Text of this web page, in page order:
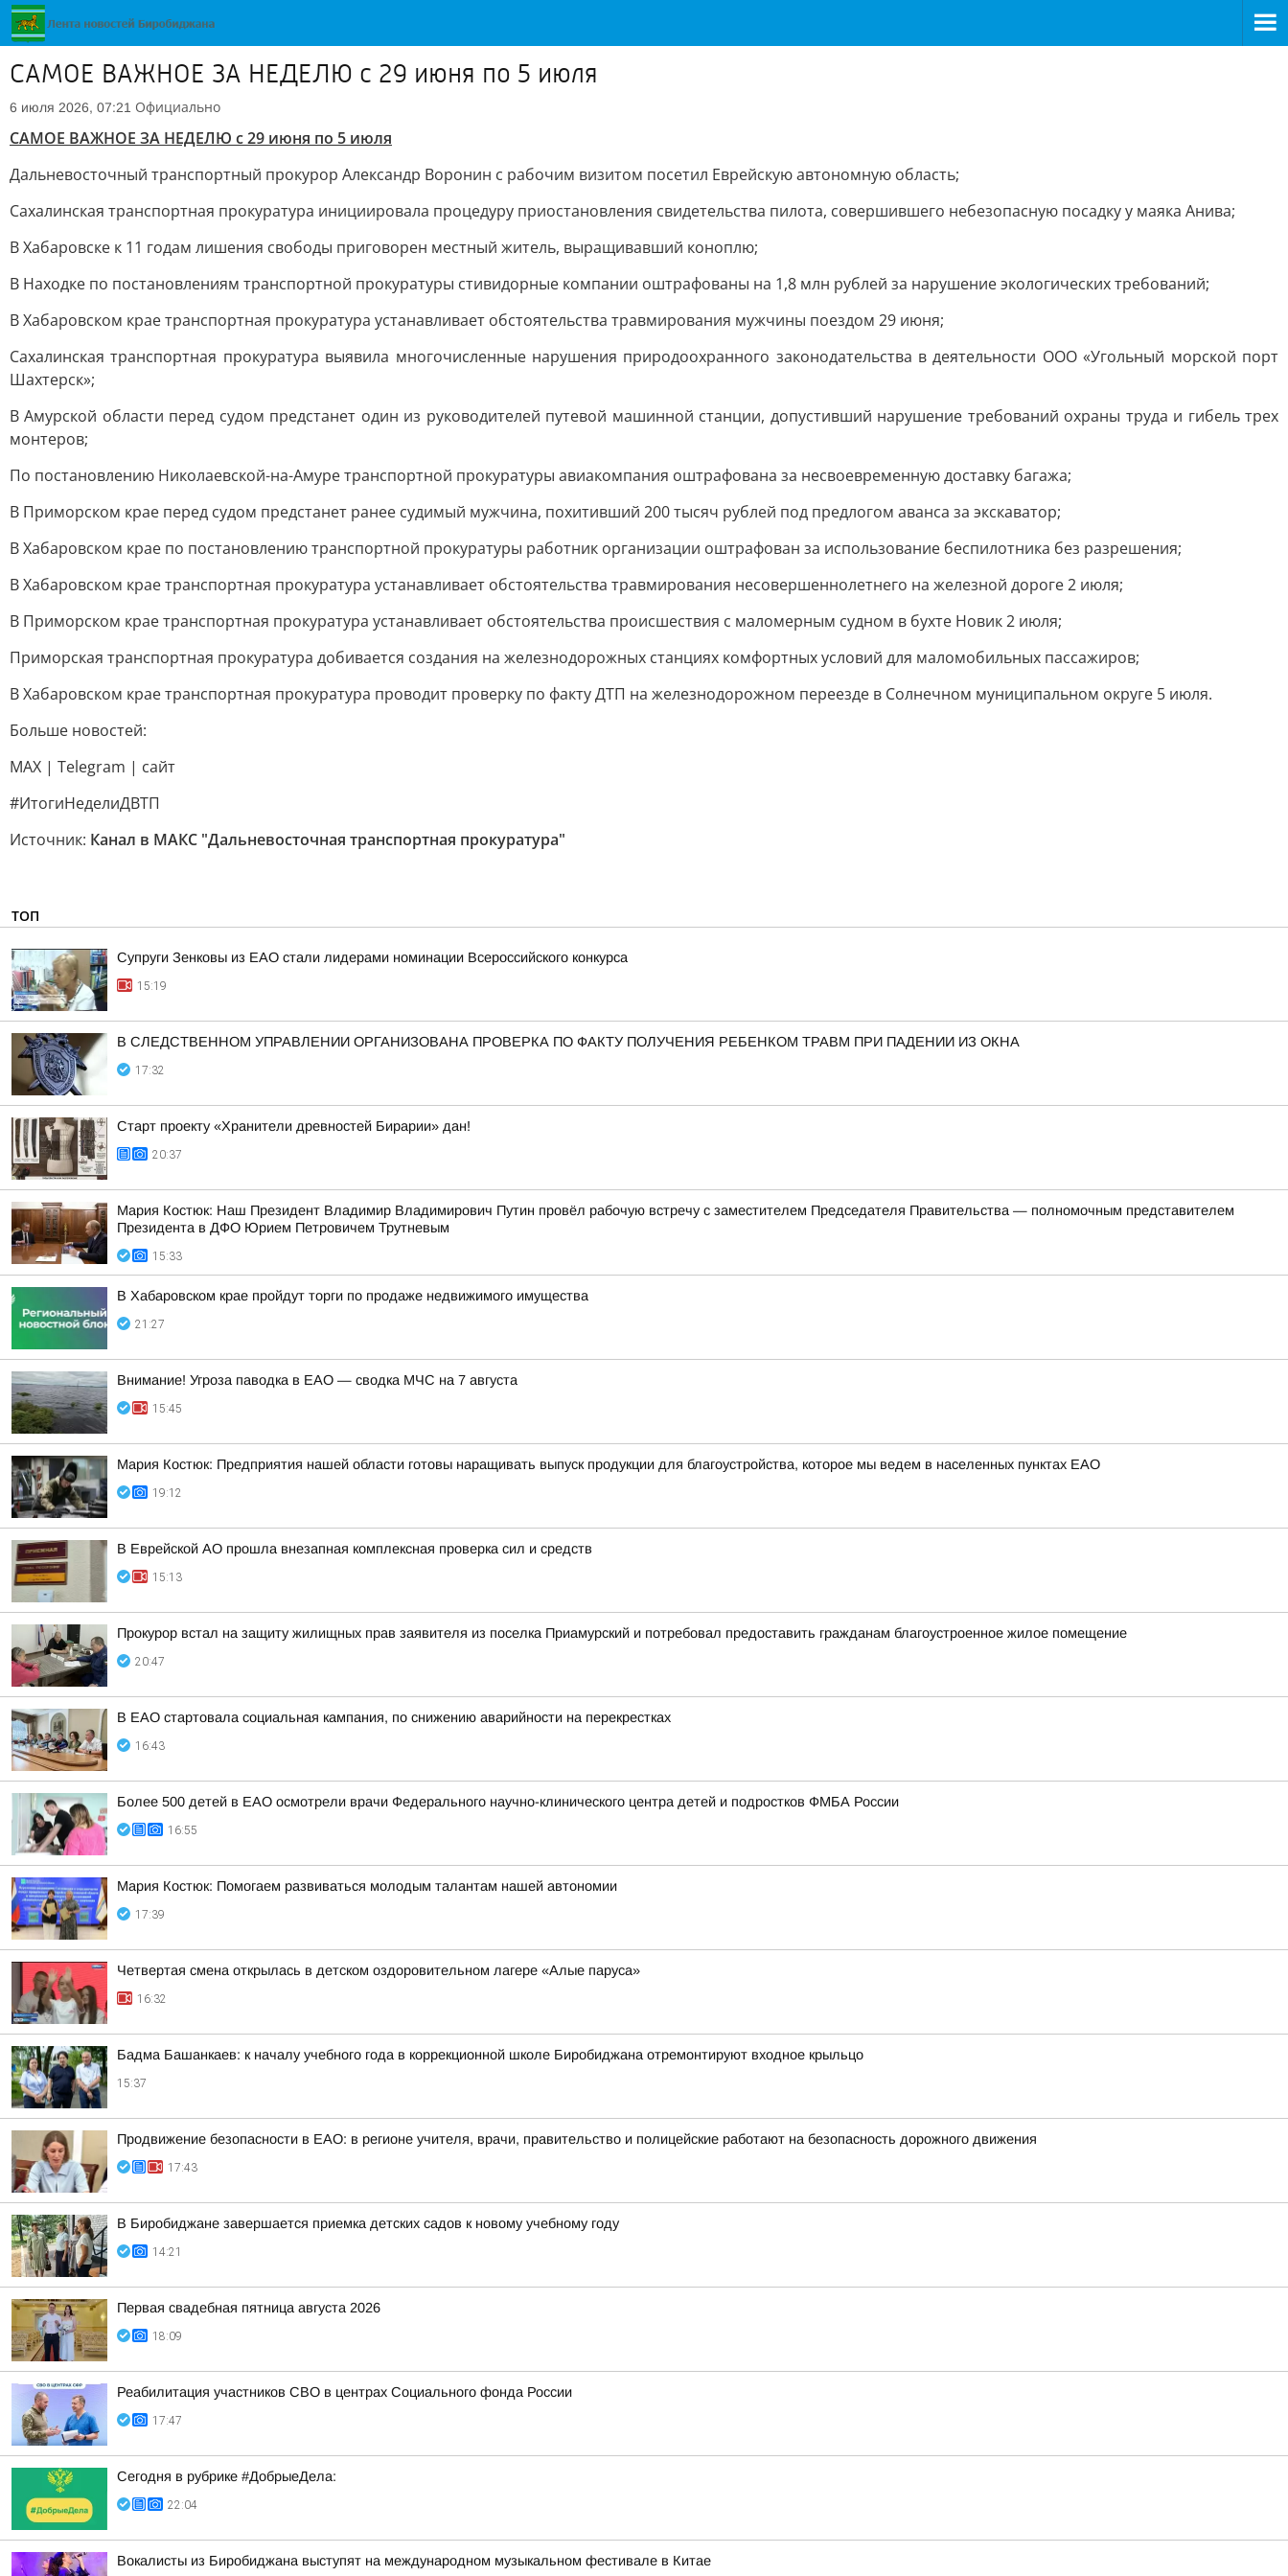
САМОЕ ВАЖНОЕ ЗА НЕДЕЛЮ с 29 июня по 5 июля
6 июля 2026, 07:21 Официально
САМОЕ ВАЖНОЕ ЗА НЕДЕЛЮ с 29 июня по 5 июля
Дальневосточный транспортный прокурор Александр Воронин с рабочим визитом посетил Еврейскую автономную область;
Сахалинская транспортная прокуратура инициировала процедуру приостановления свидетельства пилота, совершившего небезопасную посадку у маяка Анива;
В Хабаровске к 11 годам лишения свободы приговорен местный житель, выращивавший коноплю;
В Находке по постановлениям транспортной прокуратуры стивидорные компании оштрафованы на 1,8 млн рублей за нарушение экологических требований;
В Хабаровском крае транcпортная прокуратура устанавливает обстоятельства травмирования мужчины поездом 29 июня;
Сахалинская транспортная прокуратура выявила многочисленные нарушения природоохранного законодательства в деятельности ООО «Угольный морской порт
Шахтерск»;
В Амурской области перед судом предстанет один из руководителей путевой машинной станции, допустивший нарушение требований охраны труда и гибель трех
монтеров;
По постановлению Николаевской-на-Амуре транспортной прокуратуры авиакомпания оштрафована за несвоевременную доставку багажа;
В Приморском крае перед судом предстанет ранее судимый мужчина, похитивший 200 тысяч рублей под предлогом аванса за экскаватор;
В Хабаровском крае по постановлению транспортной прокуратуры работник организации оштрафован за использование беспилотника без разрешения;
В Хабаровском крае транcпортная прокуратура устанавливает обстоятельства травмирования несовершеннолетнего на железной дороге 2 июля;
В Приморском крае транспортная прокуратура устанавливает обстоятельства происшествия с маломерным судном в бухте Новик 2 июля;
Приморская транспортная прокуратура добивается создания на железнодорожных станциях комфортных условий для маломобильных пассажиров;
В Хабаровском крае транспортная прокуратура проводит проверку по факту ДТП на железнодорожном переезде в Солнечном муниципальном округе 5 июля.
Больше новостей:
MAX | Telegram | сайт
#ИтогиНеделиДВТП
Источник: Канал в МАКС "Дальневосточная транспортная прокуратура"
ТОП
Супруги Зенковы из ЕАО стали лидерами номинации Всероссийского конкурса
15:19
В СЛЕДСТВЕННОМ УПРАВЛЕНИИ ОРГАНИЗОВАНА ПРОВЕРКА ПО ФАКТУ ПОЛУЧЕНИЯ РЕБЕНКОМ ТРАВМ ПРИ ПАДЕНИИ ИЗ ОКНА
17:32
Старт проекту «Хранители древностей Бирарии» дан!
20:37
Мария Костюк: Наш Президент Владимир Владимирович Путин провёл рабочую встречу с заместителем Председателя Правительства — полномочным представителем
Президента в ДФО Юрием Петровичем Трутневым
15:33
В Хабаровском крае пройдут торги по продаже недвижимого имущества
21:27
Внимание! Угроза паводка в ЕАО — сводка МЧС на 7 августа
15:45
Мария Костюк: Предприятия нашей области готовы наращивать выпуск продукции для благоустройства, которое мы ведем в населенных пунктах ЕАО
19:12
В Еврейской АО прошла внезапная комплексная проверка сил и средств
15:13
Прокурор встал на защиту жилищных прав заявителя из поселка Приамурский и потребовал предоставить гражданам благоустроенное жилое помещение
20:47
В ЕАО стартовала социальная кампания, по снижению аварийности на перекрестках
16:43
Более 500 детей в ЕАО осмотрели врачи Федерального научно-клинического центра детей и подростков ФМБА России
16:55
Мария Костюк: Помогаем развиваться молодым талантам нашей автономии
17:39
Четвертая смена открылась в детском оздоровительном лагере «Алые паруса»
16:32
Бадма Башанкаев: к началу учебного года в коррекционной школе Биробиджана отремонтируют входное крыльцо
15:37
Продвижение безопасности в ЕАО: в регионе учителя, врачи, правительство и полицейские работают на безопасность дорожного движения
17:43
В Биробиджане завершается приемка детских садов к новому учебному году
14:21
Первая свадебная пятница августа 2026
18:09
Реабилитация участников СВО в центрах Социального фонда России
17:47
Сегодня в рубрике #ДобрыеДела:
22:04
Вокалисты из Биробиджана выступят на международном музыкальном фестивале в Китае